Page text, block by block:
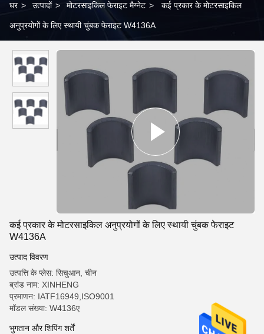
घर > उत्पादों > मोटरसाइकिल फेराइट मैग्नेट > कई प्रकार के मोटरसाइकिल
अनुप्रयोगों के लिए स्थायी चुंबक फेराइट W4136A
कई प्रकार के मोटरसाइकिल अनुप्रयोगों के लिए स्थायी चुंबक फेराइट
W4136A
उत्पाद विवरण
उत्पत्ति के प्लेस: सिचुआन, चीन
ब्रांड नाम: XINHENG
प्रमाणन: IATF16949,ISO9001
मॉडल संख्या: W4136ए
भुगतान और शिपिंग शर्तें